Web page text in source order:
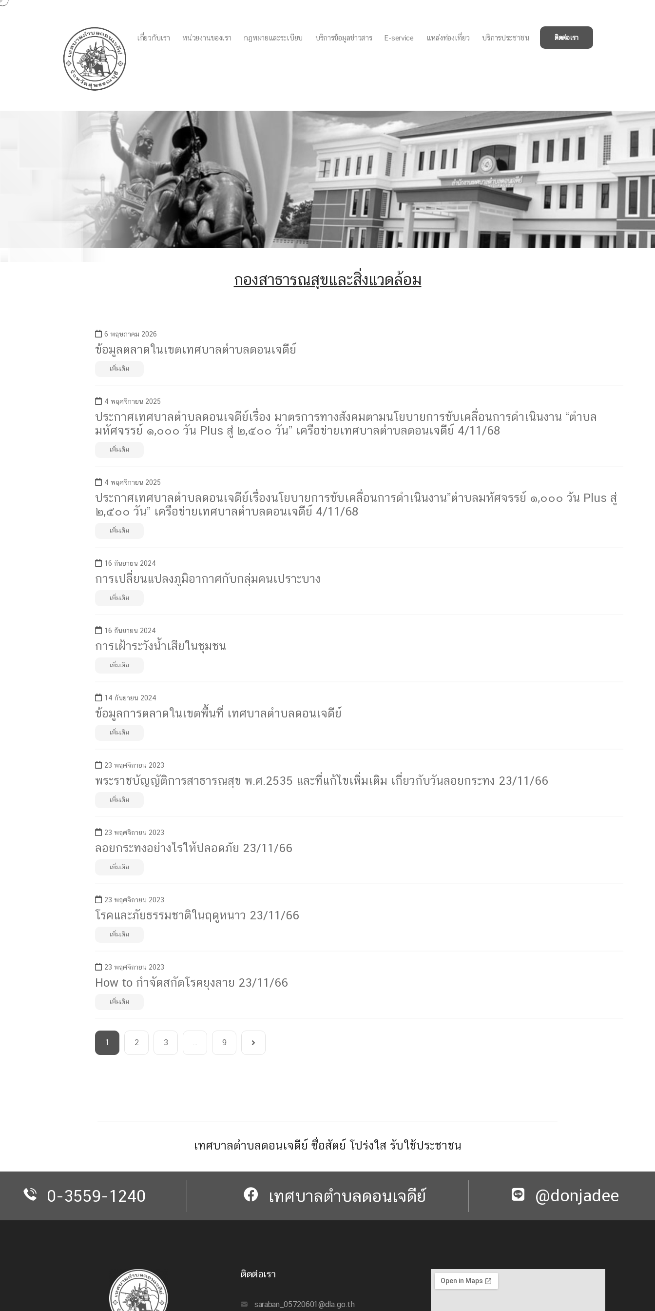
เกี่ยวกับเรา หน่วยงานของเรา กฏหมายและระเบียบ บริการข้อมูลข่าวสาร E-service แหล่งท่องเที่ยว บริการประชาชน ติดต่อเรา
catagory:กองสาธารณสุขและสิ่งแวดล้อม
กองสาธารณสุขและสิ่งแวดล้อม
6 พฤษภาคม 2026
ข้อมูลตลาดในเขตเทศบาลตำบลดอนเจดีย์
เพิ่มเติม
4 พฤศจิกายน 2025
ประกาศเทศบาลตำบลดอนเจดีย์เรื่อง มาตรการทางสังคมตามนโยบายการขับเคลื่อนการดำเนินงาน “ตำบล
มหัศจรรย์ ๑,๐๐๐ วัน Plus สู่ ๒,๕๐๐ วัน” เครือข่ายเทศบาลตำบลดอนเจดีย์ 4/11/68
เพิ่มเติม
4 พฤศจิกายน 2025
ประกาศเทศบาลตำบลดอนเจดีย์เรื่องนโยบายการขับเคลื่อนการดำเนินงาน”ตำบลมหัศจรรย์ ๑,๐๐๐ วัน Plus สู่
๒,๕๐๐ วัน” เครือข่ายเทศบาลตำบลดอนเจดีย์ 4/11/68
เพิ่มเติม
16 กันยายน 2024
การเปลี่ยนแปลงภูมิอากาศกับกลุ่มคนเปราะบาง
เพิ่มเติม
16 กันยายน 2024
การเฝ้าระวังน้ำเสียในชุมชน
เพิ่มเติม
14 กันยายน 2024
ข้อมูลการตลาดในเขตพื้นที่ เทศบาลตำบลดอนเจดีย์
เพิ่มเติม
23 พฤศจิกายน 2023
พระราชบัญญัติการสาธารณสุข พ.ศ.2535 และที่แก้ไขเพิ่มเติม เกี่ยวกับวันลอยกระทง 23/11/66
เพิ่มเติม
23 พฤศจิกายน 2023
ลอยกระทงอย่างไรให้ปลอดภัย 23/11/66
เพิ่มเติม
23 พฤศจิกายน 2023
โรคและภัยธรรมชาติในฤดูหนาว 23/11/66
เพิ่มเติม
23 พฤศจิกายน 2023
How to กำจัดสกัดโรคยุงลาย 23/11/66
เพิ่มเติม
1 2 3 … 9
เทศบาลตำบลดอนเจดีย์ ซื่อสัตย์ โปร่งใส รับใช้ประชาชน
0-3559-1240 เทศบาลตำบลดอนเจดีย์​​ @donjadee​
ติดต่อเรา
saraban_05720601@dla.go.th